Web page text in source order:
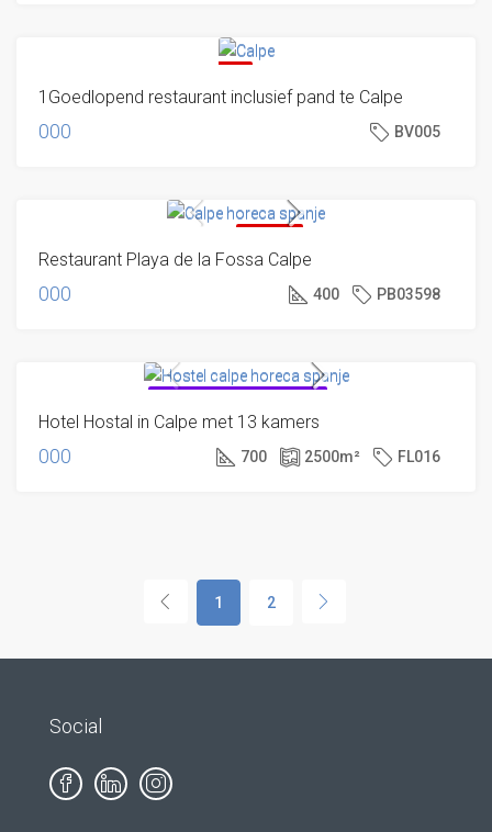
1Goedlopend restaurant inclusief pand te Calpe
000 BV005
Restaurant Playa de la Fossa Calpe
000 400 PB03598
Hotel Hostal in Calpe met 13 kamers
000 700 2500m² FL016
1 2
Social